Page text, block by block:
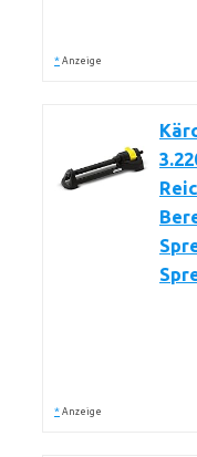
* Anzeige
* Anzeige